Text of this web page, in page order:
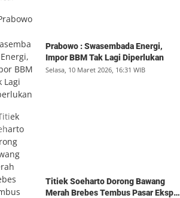
Prabowo : Swasembada Energi,
Impor BBM Tak Lagi Diperlukan
Selasa, 10 Maret 2026, 16:31 WIB
Titiek Soeharto Dorong Bawang
Merah Brebes Tembus Pasar Ekspor,